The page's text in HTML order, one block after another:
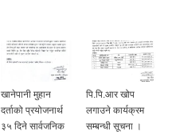
खानेपानी मुहान
दर्ताको प्रयोजनार्थ
३५ दिने सार्वजनिक
पि.पि.आर खोप
लगाउने कार्यक्रम
सम्बन्धी सूचना ।